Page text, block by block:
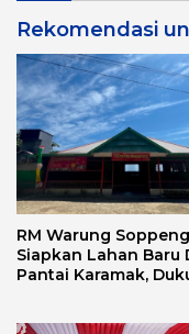
Rekomendasi
RM Warung Soppeng
Siapkan Lahan Baru
Pantai Karamak,